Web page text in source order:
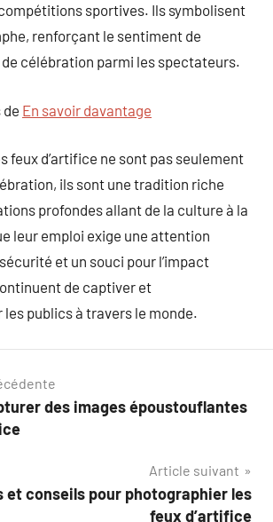
sportives. Ils symbolisent
renforçant le sentiment de
célébration parmi les spectateurs.
de En savoir davantage
feux d’artifice ne sont pas seulement
ils sont une tradition riche
profondes allant de la culture à la
leur emploi exige une attention
et un souci pour l’impact
de captiver et
les publics à travers le monde.
des images époustouflantes
Article suivant
et conseils pour photographier les
feux d’artifice